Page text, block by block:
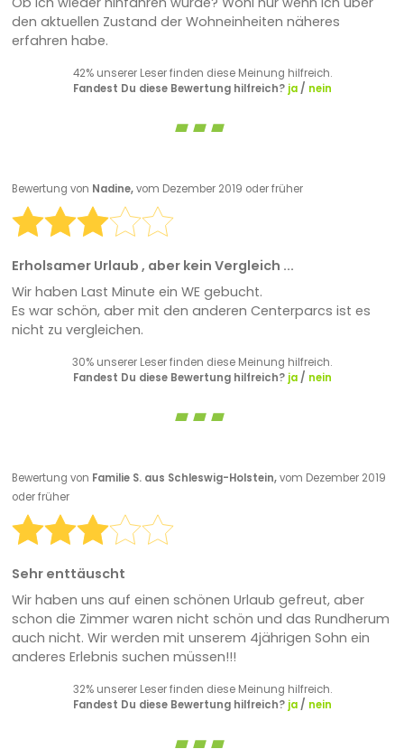
den aktuellen Zustand der Wohneinheiten näheres
erfahren habe.
42% unserer Leser finden diese Meinung hilfreich.
Fandest Du diese Bewertung hilfreich? ja/ nein
Bewertung von Nadine,vom Dezember 2019 oder früher
Erholsamer Urlaub , aber kein Vergleich ...
Wir haben Last Minute ein WE gebucht.
Es war schön, aber mit den anderen Centerparcs ist es
nicht zu vergleichen.
30% unserer Leser finden diese Meinung hilfreich.
Fandest Du diese Bewertung hilfreich? ja/ nein
Bewertung von Familie S. aus Schleswig-Holstein,vom Dezember 2019
oder früher
Sehr enttäuscht
Wir haben uns auf einen schönen Urlaub gefreut, aber
schon die Zimmer waren nicht schön und das Rundherum
auch nicht. Wir werden mit unserem 4jährigen Sohn ein
anderes Erlebnis suchen müssen!!!
32% unserer Leser finden diese Meinung hilfreich.
Fandest Du diese Bewertung hilfreich? ja/ nein